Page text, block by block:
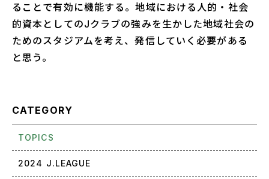
ることで有効に機能する。地域における人的・社会
的資本としてのJクラブの強みを生かした地域社会の
ためのスタジアムを考え、発信していく必要がある
と思う。
CATEGORY
TOPICS
2024 J.LEAGUE